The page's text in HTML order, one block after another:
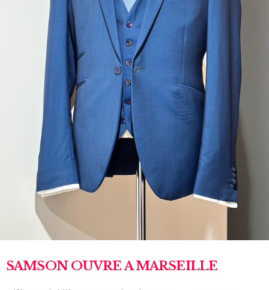
SAMSON OUVRE A MARSEILLE